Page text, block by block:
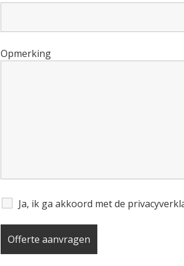
Opmerking
Ja, ik ga akkoord met de